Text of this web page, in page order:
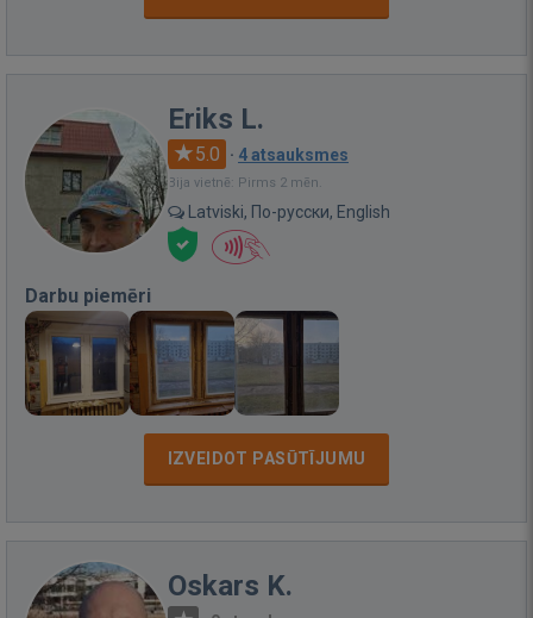
Eriks L.
5.0 · 4 atsauksmes
Bija vietnē: Pirms 2 mēn.
Latviski, По-русски, English
Darbu piemēri
IZVEIDOT PASŪTĪJUMU
Oskars K.